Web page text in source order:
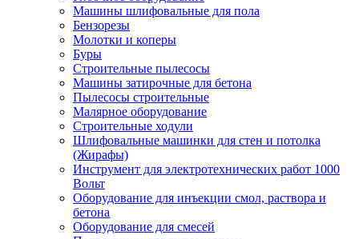
Машины шлифовальные для пола
Бензорезы
Молотки и коперы
Буры
Строительные пылесосы
Машины затирочные для бетона
Пылесосы строительные
Малярное оборудование
Строительные ходули
Шлифовальные машинки для стен и потолка
(Жирафы)
Инструмент для электротехнических работ 1000
Вольт
Оборудование для инъекции смол, раствора и
бетона
Оборудование для смесей